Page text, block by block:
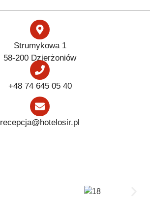
Strumykowa 1
58-200 Dzierżoniów
+48 74 645 05 40
recepcja@hotelosir.pl